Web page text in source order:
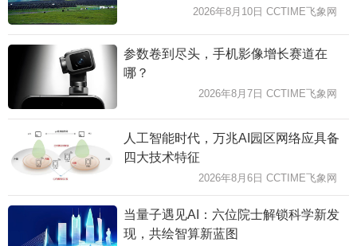
2026年8月10日 CCTIME飞象网
参数卷到尽头，手机影像增长赛道在
哪？
2026年8月7日 CCTIME飞象网
人工智能时代，万兆AI园区网络应具备
四大技术特征
2026年8月6日 CCTIME飞象网
当量子遇见AI：六位院士解锁科学新发
现，共绘智算新蓝图